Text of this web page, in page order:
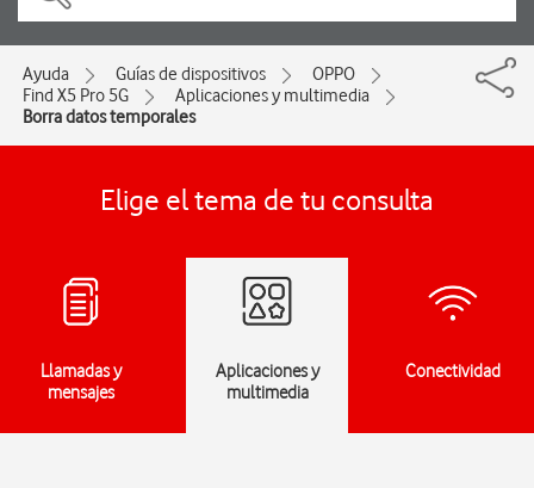
Ayuda Guías de dispositivos
OPPO
Find X5 Pro 5G
Aplicaciones y multimedia
Borra datos temporales
Elige el tema de tu consulta
Llamadas y
mensajes
Aplicaciones y
multimedia
Conectividad